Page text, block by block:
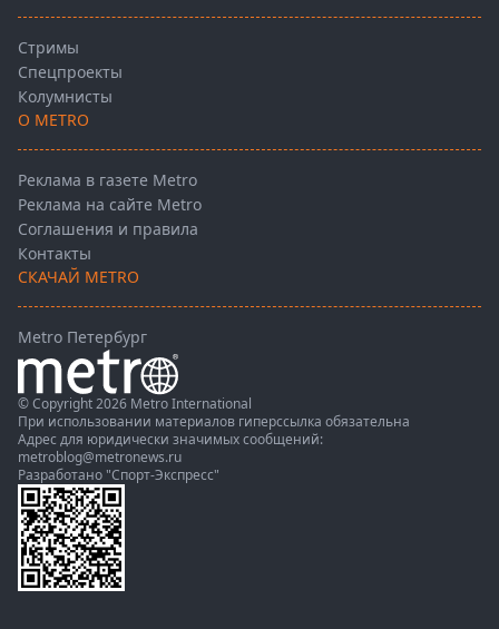
Стримы
Спецпроекты
Колумнисты
О METRO
Реклама в газете Metro
Реклама на сайте Metro
Соглашения и правила
Контакты
СКАЧАЙ METRO
Metro Петербург
© Copyright 2026 Metro International
При использовании материалов гиперссылка обязательна
Адрес для юридически значимых сообщений:
metroblog@metronews.ru
Разработано "Спорт-Экспресс"